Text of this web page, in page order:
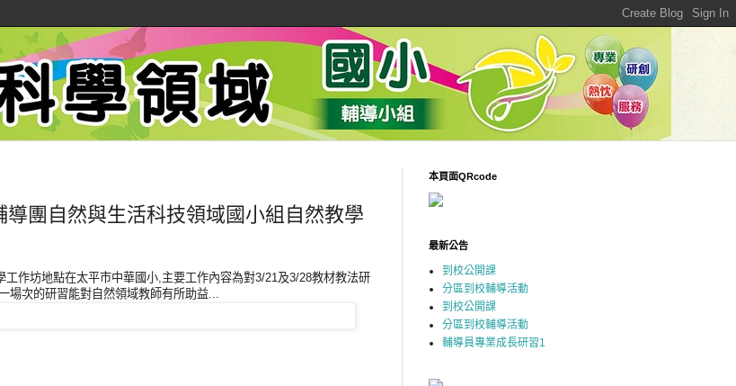
導團自然與生活科技領域國小組自然教學
工作坊地點在太平市中華國小,主要工作內容為對3/21及3/28教材教法研
場次的研習能對自然領域教師有所助益...
本頁面QRcode
最新公告
到校公開課
分區到校輔導活動
到校公開課
分區到校輔導活動
輔導員專業成長研習1